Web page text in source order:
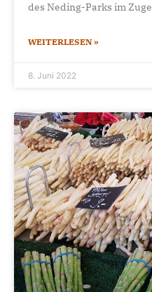
des Neding-Parks im Zuge
WEITERLESEN »
8. Juni 2022